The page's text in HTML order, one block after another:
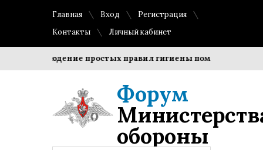
Главная Вход
Регистрация
Контакты
Личный кабинет
Соблюдение простых правил гигиены помогает
Форум
обороны